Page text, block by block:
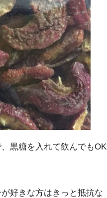
黒糖を入れて飲んでもOK
好きな方はきっと抵抗な